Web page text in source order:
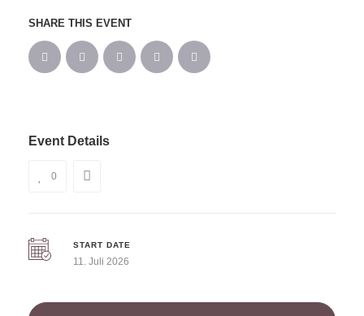
SHARE THIS EVENT
Event Details
0
START DATE
11. Juli 2026